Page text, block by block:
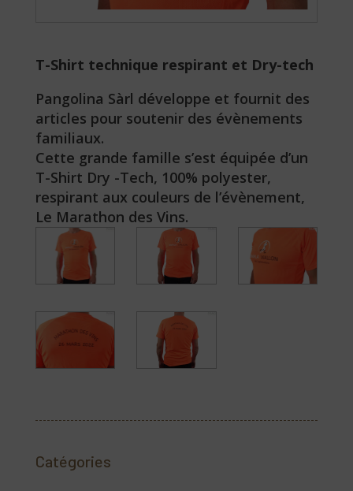
T-Shirt technique respirant et Dry-tech
Pangolina Sàrl développe et fournit des
articles pour soutenir des évènements
familiaux.
Cette grande famille s’est équipée d’un
T-Shirt Dry -Tech, 100% polyester,
respirant aux couleurs de l’évènement,
Le Marathon des Vins.
Catégories